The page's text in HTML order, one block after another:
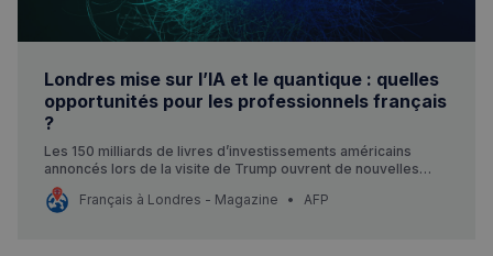
Londres mise sur l’IA et le quantique : quelles
opportunités pour les professionnels français
?
Les 150 milliards de livres d’investissements américains
annoncés lors de la visite de Trump ouvrent de nouvelles
perspectives dans l’intelligence artificielle et l’informatique
quantique au Royaume-Uni. Une aubaine pour les talents
Français à Londres - Magazine AFP